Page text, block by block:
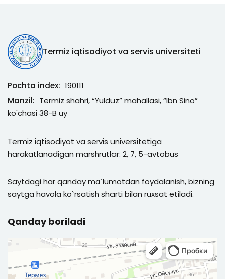
Termiz iqtisodiyot va servis universiteti
Pochta index: 190111
Manzil: Termiz shahri, “Yulduz” mahallasi, “Ibn Sino”
ko'chasi 38-B uy
Termiz iqtisodiyot va servis universitetiga
harakatlanadigan marshrutlar: 2, 7, 5-avtobus
Saytdagi har qanday ma`lumotdan foydalanish, bizning
saytga havola ko`rsatish sharti bilan ruxsat etiladi.
Qanday boriladi